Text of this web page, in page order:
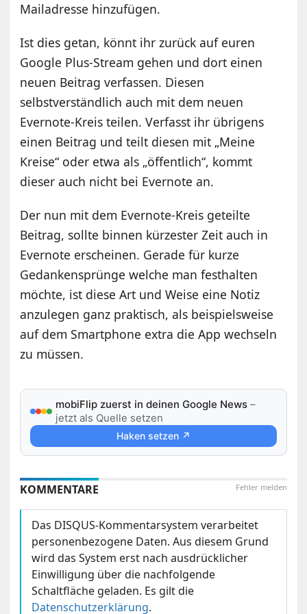
Mailadresse hinzufügen.
Ist dies getan, könnt ihr zurück auf euren
Google Plus-Stream gehen und dort einen
neuen Beitrag verfassen. Diesen
selbstverständlich auch mit dem neuen
Evernote-Kreis teilen. Verfasst ihr übrigens
einen Beitrag und teilt diesen mit „Meine
Kreise“ oder etwa als „öffentlich“, kommt
dieser auch nicht bei Evernote an.
Der nun mit dem Evernote-Kreis geteilte
Beitrag, sollte binnen kürzester Zeit auch in
Evernote erscheinen. Gerade für kurze
Gedankensprünge welche man festhalten
möchte, ist diese Art und Weise eine Notiz
anzulegen ganz praktisch, als beispielsweise
auf dem Smartphone extra die App wechseln
zu müssen.
mobiFlip zuerst in deinen Google News –
jetzt als Quelle setzen
Haken setzen ↗
Fehler melden
KOMMENTARE
Das DISQUS-Kommentarsystem verarbeitet
personenbezogene Daten. Aus diesem Grund
wird das System erst nach ausdrücklicher
Einwilligung über die nachfolgende
Schaltfläche geladen. Es gilt die
Datenschutzerklärung.